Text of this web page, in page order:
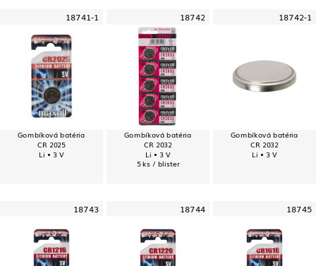
18741-1
Gombíková batéria
CR 2025
Li • 3 V
18742
Gombíková batéria
CR 2032
Li • 3 V
5 ks / blister
18742-1
Gombíková batéria
CR 2032
Li • 3 V
18743 18744 18745